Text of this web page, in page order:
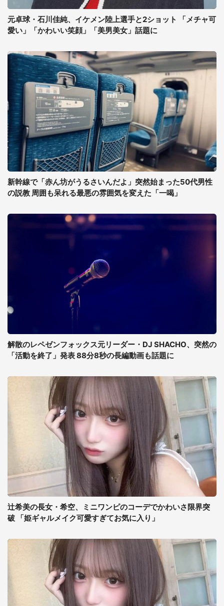
元卓球・石川佳純、イケメン陸上選手と2ショット 「メチャ可
愛い」「かわいい笑顔」「美男美女」話題に
新幹線で「赤ん坊がうるさいんだよ」突然始まった50代男性
の説教 周囲も呆れる最悪の雰囲気を変えた「一喝」
解散のレペゼンフォックス元リーダー・DJ SHACHO、突然の
「活動を終了」発表 88分8秒の長編動画も話題に
辻希美の長女・希空、ミニワンピのコーデでかわいさ限界突
破 「姫ギャルメイク可愛すぎてお気に入り」